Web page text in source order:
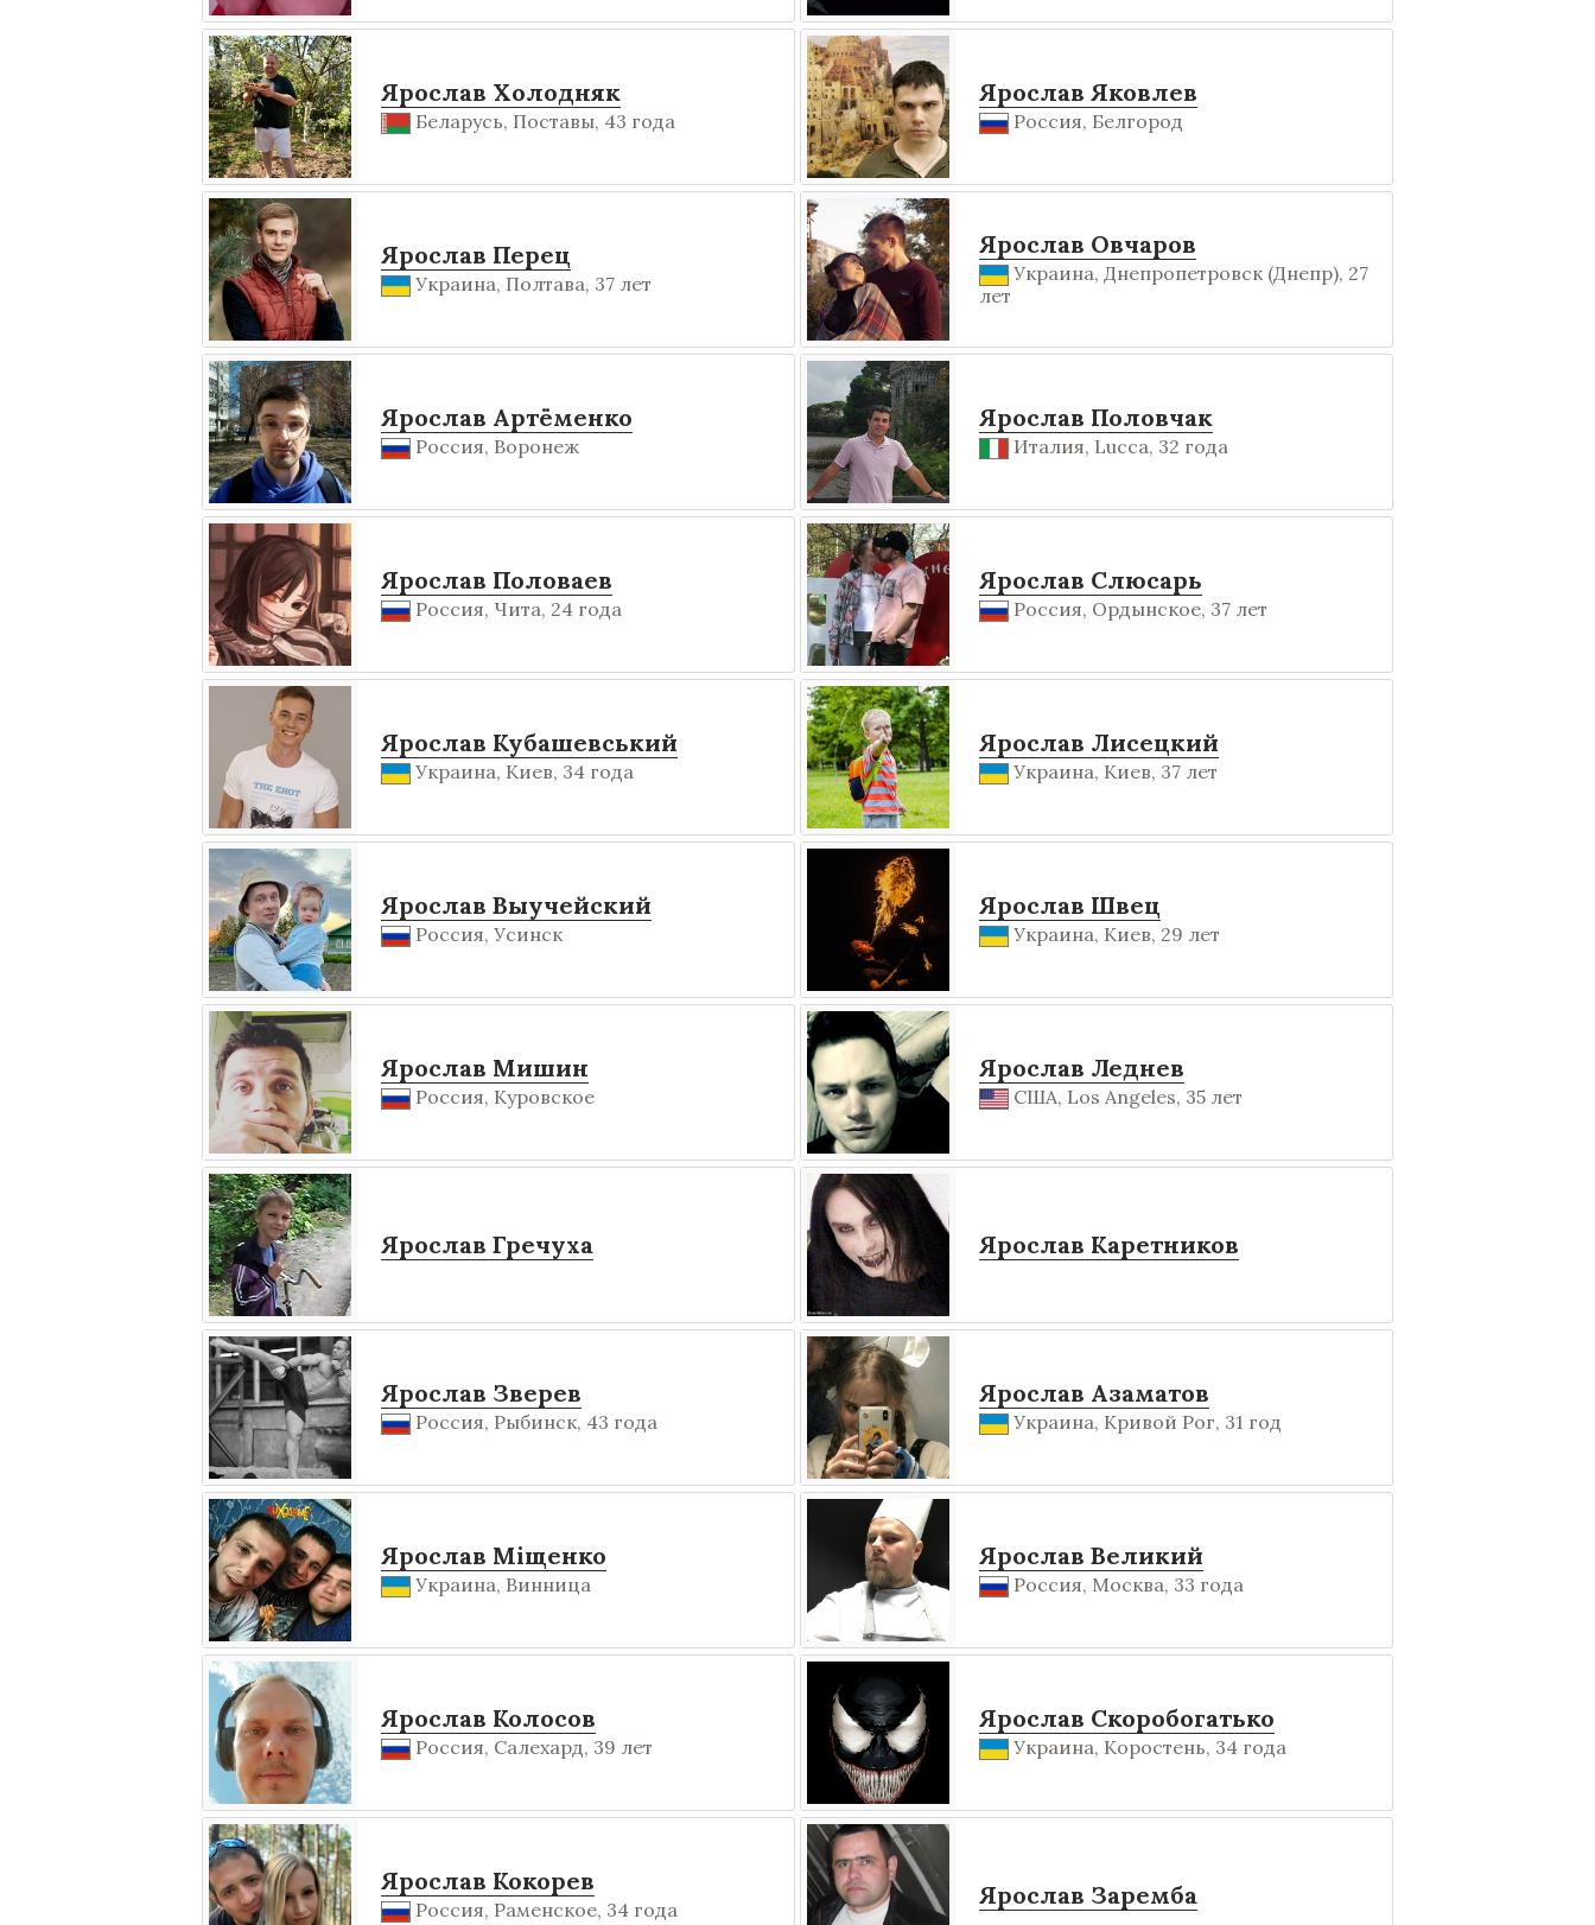
Ярослав Холодняк
Беларусь, Поставы, 43 года
Ярослав Яковлев
Россия, Белгород
Ярослав Перец
Украина, Полтава, 37 лет
Ярослав Овчаров
Украина, Днепропетровск (Днепр), 27
лет
Ярослав Артёменко
Россия, Воронеж
Ярослав Половчак
Италия, Lucca, 32 года
Ярослав Половаев
Россия, Чита, 24 года
Ярослав Слюсарь
Россия, Ордынское, 37 лет
Ярослав Кубашевський
Украина, Киев, 34 года
Ярослав Лисецкий
Украина, Киев, 37 лет
Ярослав Выучейский
Россия, Усинск
Ярослав Швец
Украина, Киев, 29 лет
Ярослав Мишин
Россия, Куровское
Ярослав Леднев
США, Los Angeles, 35 лет
Ярослав Гречуха Ярослав Каретников
Ярослав Зверев
Россия, Рыбинск, 43 года
Ярослав Азаматов
Украина, Кривой Рог, 31 год
Ярослав Міщенко
Украина, Винница
Ярослав Великий
Россия, Москва, 33 года
Ярослав Колосов
Россия, Салехард, 39 лет
Ярослав Скоробогатько
Украина, Коростень, 34 года
Ярослав Кокорев
Россия, Раменское, 34 года Ярослав Заремба